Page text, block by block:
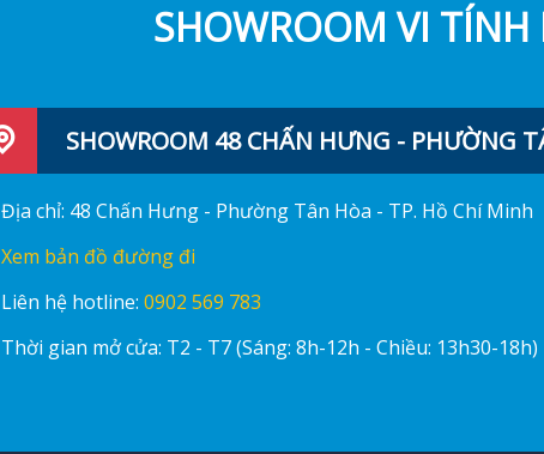
SHOWROOM VI TÍNH
SHOWROOM 48 CHẤN HƯNG - PHƯỜNG
Địa chỉ: 48 Chấn Hưng - Phường Tân Hòa - TP. Hồ Chí Minh
Xem bản đồ đường đi
Liên hệ hotline: 0902 569 783
Thời gian mở cửa: T2 - T7 (Sáng: 8h-12h - Chiều: 13h30-18h)